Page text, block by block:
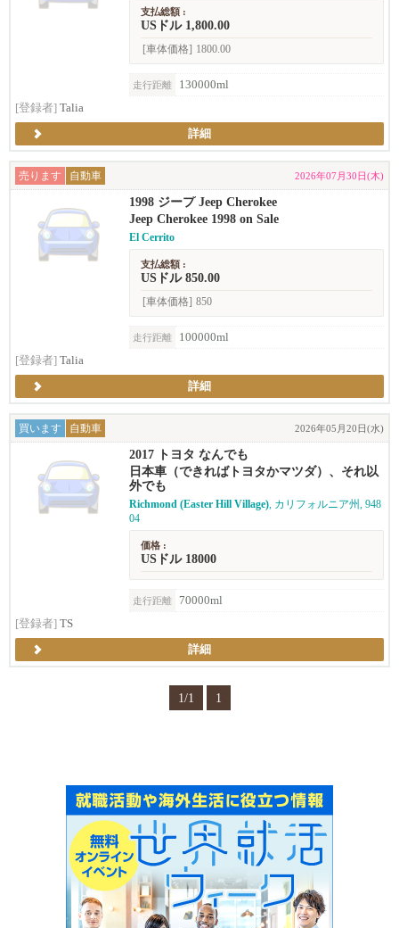
支払総額 :
USドル 1,800.00
[車体価格] 1800.00
走行距離
130000ml
[登録者] Talia
詳細
売ります 自動車 2026年07月30日(木)
1998 ジープ Jeep Cherokee
Jeep Cherokee 1998 on Sale
El Cerrito
支払総額 :
USドル 850.00
[車体価格] 850
走行距離
100000ml
[登録者] Talia
詳細
買います 自動車 2026年05月20日(水)
2017 トヨタ なんでも
日本車（できればトヨタかマツダ）、それ以
外でも
Richmond (Easter Hill Village), カリフォルニア州, 948
04
価格 :
USドル 18000
走行距離
70000ml
[登録者] TS
詳細
1/1 1